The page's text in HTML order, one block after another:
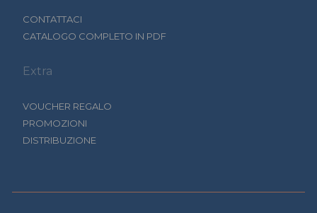
CONTATTACI
CATALOGO COMPLETO IN PDF
Extra
VOUCHER REGALO
PROMOZIONI
DISTRIBUZIONE